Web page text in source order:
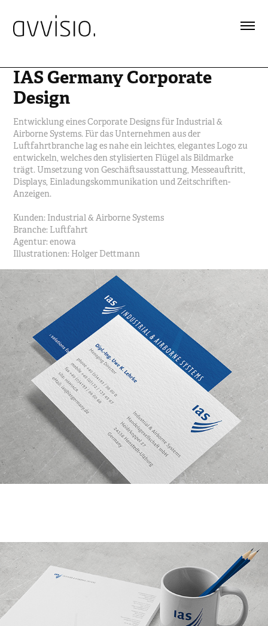
IAS Germany Corporate
Design
Entwicklung eines Corporate Designs für Industrial &
Airborne Systems. Für das Unternehmen aus der
Luftfahrtbranche lag es nahe ein leichtes, elegantes Logo zu
entwickeln, welches den stylisierten Flügel als Bildmarke
trägt. Umsetzung von Geschäftsausstattung, Messeauftritt,
Displays, Einladungskommunikation und Zeitschriften-
Anzeigen.
Kunden: Industrial & Airborne Systems
Branche: Luftfahrt
Agentur: enowa
Illustrationen: Holger Dettmann